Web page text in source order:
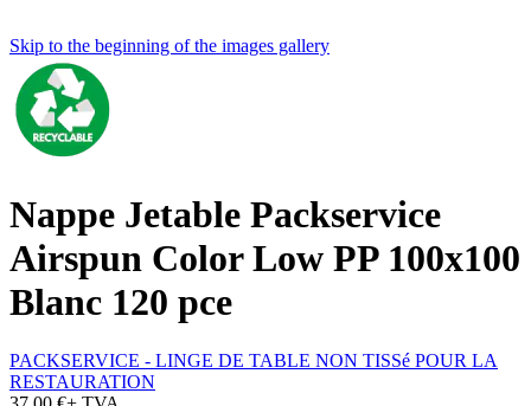
Skip to the beginning of the images gallery
Nappe Jetable Packservice
Airspun Color Low PP 100x100
Blanc 120 pce
PACKSERVICE - LINGE DE TABLE NON TISSé POUR LA
RESTAURATION